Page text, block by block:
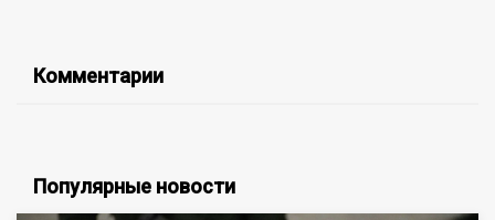
Комментарии
Популярные новости